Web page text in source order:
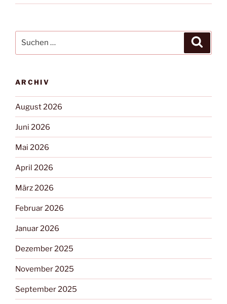
ARCHIV
August 2026
Juni 2026
Mai 2026
April 2026
März 2026
Februar 2026
Januar 2026
Dezember 2025
November 2025
September 2025